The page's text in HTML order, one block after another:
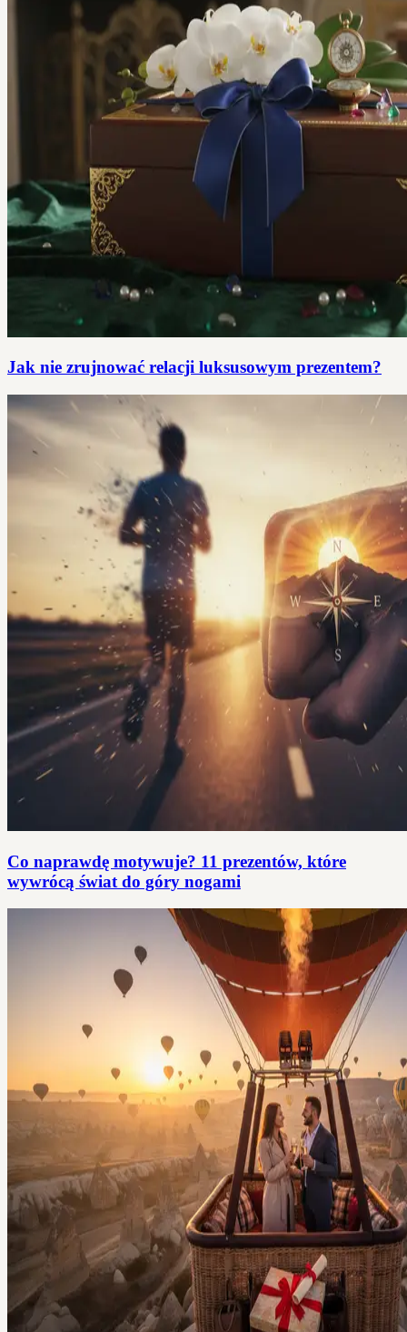
Jak nie zrujnować relacji luksusowym prezentem?
Co naprawdę motywuje? 11 prezentów, które
wywrócą świat do góry nogami